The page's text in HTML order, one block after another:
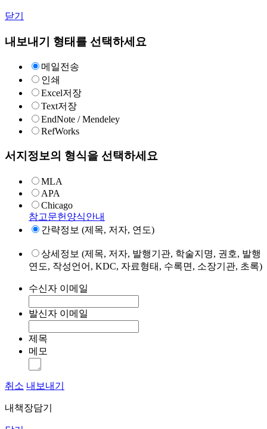
닫기
내보내기 형태를 선택하세요
메일전송
인쇄
Excel저장
Text저장
EndNote / Mendeley
RefWorks
서지정보의 형식을 선택하세요
MLA
APA
Chicago
참고문헌양식안내
간략정보 (제목, 저자, 연도)
상세정보 (제목, 저자, 발행기관, 학술지명, 권호, 발행
연도, 작성언어, KDC, 자료형태, 수록면, 소장기관, 초록)
수신자 이메일
발신자 이메일
제목
메모
취소 내보내기
내책장담기